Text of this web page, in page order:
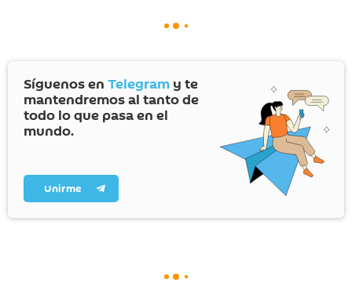
Síguenos en Telegram y te
mantendremos al tanto de
todo lo que pasa en el
mundo.
Unirme